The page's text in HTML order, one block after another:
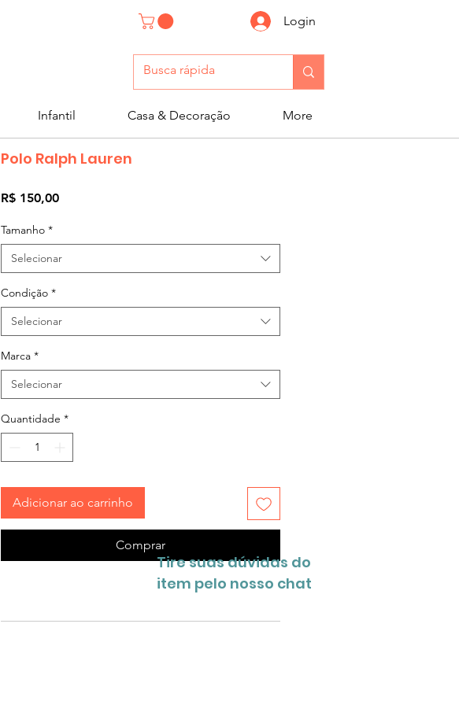
Login
Infantil Casa & Decoração More
Polo Ralph Lauren
R$ 150,00Preço
Tamanho *
Selecionar
Condição *
Selecionar
Marca *
Selecionar
Quantidade *
Adicionar ao carrinho
Comprar
Tire suas dúvidas do
item pelo nosso chat